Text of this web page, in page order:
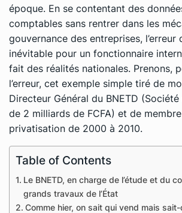
époque. En se contentant des
comptables sans rentrer dans les
gouvernance des entreprises, l’erreur
inévitable pour un fonctionnaire
fait des réalités nationales. Prenons,
l’erreur, cet exemple simple tiré de
Directeur Général du BNETD (Société
de 2 milliards de FCFA) et de
privatisation de 2000 à 2010.
Table of Contents
Le BNETD, en charge de l’étude et du
grands travaux de l’État
Comme hier, on sait qui vend mais